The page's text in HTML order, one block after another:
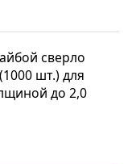
сверло
шт.) для
до 2,0